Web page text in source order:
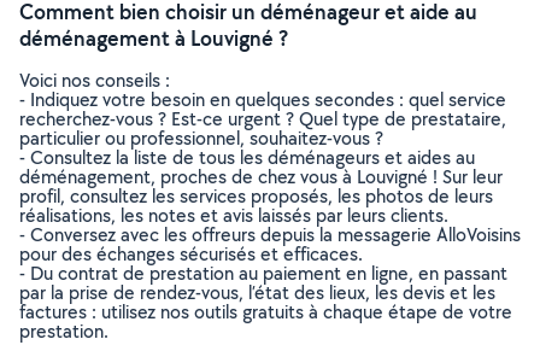
Comment bien choisir un déménageur et aide au
déménagement à Louvigné ?
Voici nos conseils :
- Indiquez votre besoin en quelques secondes : quel service
recherchez-vous ? Est-ce urgent ? Quel type de prestataire,
particulier ou professionnel, souhaitez-vous ?
- Consultez la liste de tous les déménageurs et aides au
déménagement, proches de chez vous à Louvigné ! Sur leur
profil, consultez les services proposés, les photos de leurs
réalisations, les notes et avis laissés par leurs clients.
- Conversez avec les offreurs depuis la messagerie AlloVoisins
pour des échanges sécurisés et efficaces.
- Du contrat de prestation au paiement en ligne, en passant
par la prise de rendez-vous, l’état des lieux, les devis et les
factures : utilisez nos outils gratuits à chaque étape de votre
prestation.